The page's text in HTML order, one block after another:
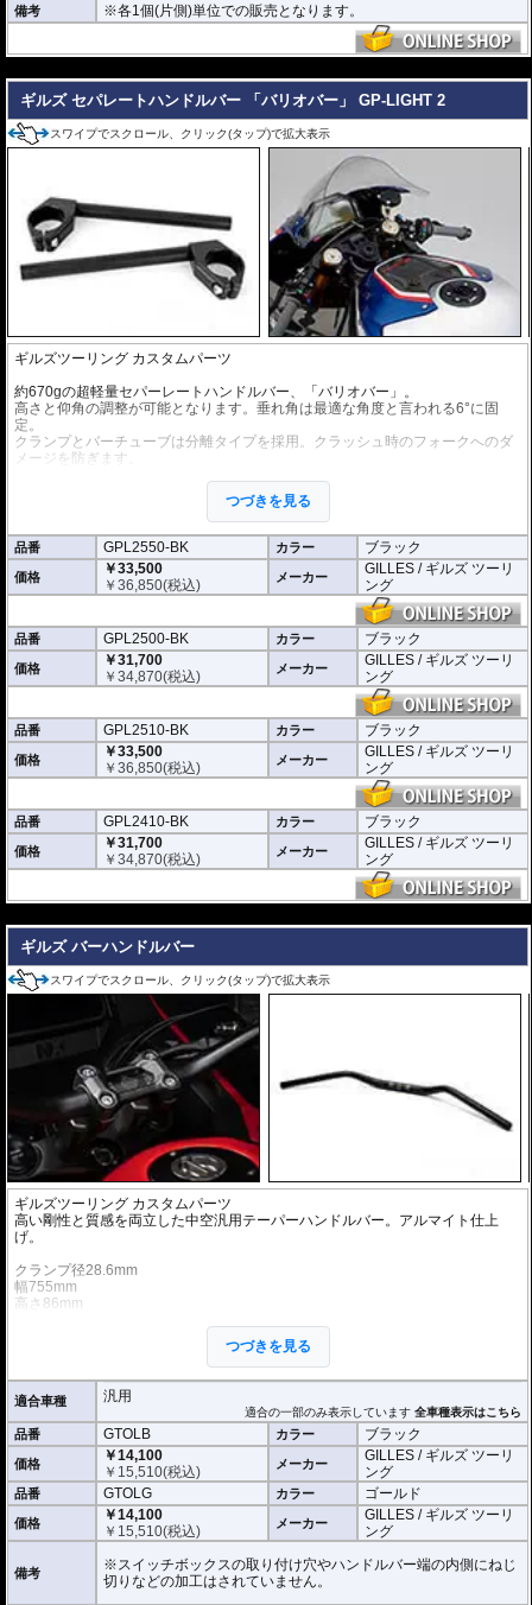
備考 ※各1個(片側)単位での販売となります。
ギルズ セパレートハンドルバー 「バリオバー」 GP-LIGHT 2
スワイプでスクロール、クリック(タップ)で拡大表示
ギルズツーリング カスタムパーツ
約670gの超軽量セパーレートハンドルバー、「バリオバー」。
高さと仰角の調整が可能となります。垂れ角は最適な角度と言われる6°に固
定。
クランプとバーチューブは分離タイプを採用。クラッシュ時のフォークへのダ
メージを防ぎます。
ヤマハのチームはこのセパレートハンドルバーをWorldSBK、WorldSuperspor
t、IDM、R6 Cup Germanyで採用しています。
※写真はシリーズ代表イメージです。車種により形状、デザインが異なる場合
があります。
※商品は汎用品です。ご購入の前に必ず寸法図をご確認いただき、商品の形状
つづきを見る
品番 GPL2550-BK カラー ブラック
価格
￥33,500
￥36,850(税込) メーカー
GILLES / ギルズ ツーリ
ング
品番 GPL2500-BK カラー ブラック
価格
￥31,700
￥34,870(税込) メーカー
GILLES / ギルズ ツーリ
ング
品番 GPL2510-BK カラー ブラック
価格
￥33,500
￥36,850(税込) メーカー
GILLES / ギルズ ツーリ
ング
品番 GPL2410-BK カラー ブラック
価格
￥31,700
￥34,870(税込) メーカー
GILLES / ギルズ ツーリ
ング
ギルズ バーハンドルバー
スワイプでスクロール、クリック(タップ)で拡大表示
ギルズツーリング カスタムパーツ
高い剛性と質感を両立した中空汎用テーパーハンドルバー。アルマイト仕上
げ。
クランプ径28.6mm
幅755mm
高さ86mm
※商品は汎用品です。ご購入の前に必ず寸法図をご確認いただき、商品の形状
をお確かめください。
※商品は汎用品ですが、一部車種はメーカーで取付の確認がされています。
つづきを見る
適合車種 汎用
適合の一部のみ表示しています全車種表示はこちら
品番 GTOLB カラー ブラック
価格
￥14,100
￥ 15,510(税込) メーカー
GILLES / ギルズ ツーリ
ング
品番 GTOLG カラー ゴールド
価格
￥14,100
￥ 15,510(税込) メーカー
GILLES / ギルズ ツーリ
ング
備考
※スイッチボックスの取り付け穴やハンドルバー端の内側にねじ
切りなどの加工はされていません。